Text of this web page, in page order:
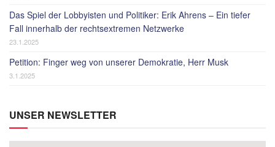
Das Spiel der Lobbyisten und Politiker: Erik Ahrens – Ein tiefer
Fall innerhalb der rechtsextremen Netzwerke
23.1.2025
Petition: Finger weg von unserer Demokratie, Herr Musk
3.1.2025
UNSER NEWSLETTER